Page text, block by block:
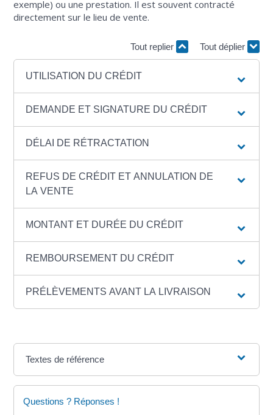
exemple) ou une prestation. Il est souvent contracté
directement sur le lieu de vente.
Tout replier Tout déplier
UTILISATION DU CRÉDIT
DEMANDE ET SIGNATURE DU CRÉDIT
DÉLAI DE RÉTRACTATION
REFUS DE CRÉDIT ET ANNULATION DE
LA VENTE
MONTANT ET DURÉE DU CRÉDIT
REMBOURSEMENT DU CRÉDIT
PRÉLÈVEMENTS AVANT LA LIVRAISON
Textes de référence
Questions ? Réponses !